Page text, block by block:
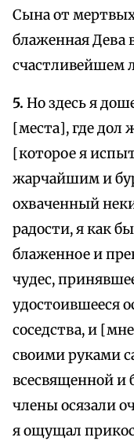
Сына от
блаженная Дева
счастливейшем
5. Но здесь я
[места], где дол
[которое я
жарчайшим и
охваченный
радости, я как
блаженное и
чудес,
удостоившееся
соседства, и
своими руками
всесвященной и
члены осязали
я ощущал